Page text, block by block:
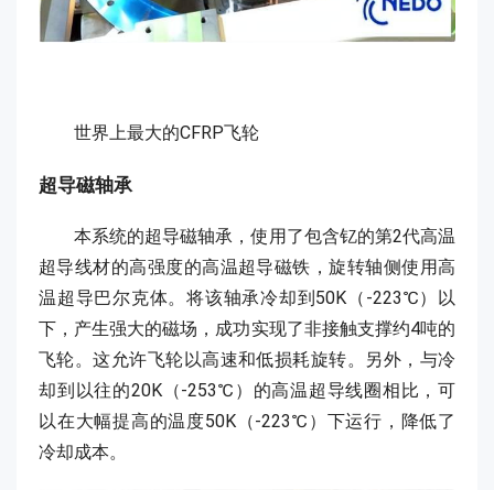
世界上最大的CFRP飞轮
超导磁轴承
本系统的超导磁轴承，使用了包含钇的第2代高温
超导线材的高强度的高温超导磁铁，旋转轴侧使用高
温超导巴尔克体。将该轴承冷却到50K（-223℃）以
下，产生强大的磁场，成功实现了非接触支撑约4吨的
飞轮。这允许飞轮以高速和低损耗旋转。另外，与冷
却到以往的20K（-253℃）的高温超导线圈相比，可
以在大幅提高的温度50K（-223℃）下运行，降低了
冷却成本。